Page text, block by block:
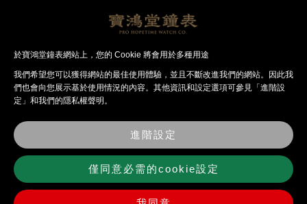
最
關
堂
品
牌
聲
明
於寶鴻堂鐘表網站上，您的 Cookie 將會用於多種用途
我們希望您可以獲得網站的最佳使⽤體驗，並且不斷改進我們的網站。因此我
們也會向您展⽰基於使⽤情況的內容。其他資訊和設定選項可參見「進階設
定」和我們的隱私權聲明。
進階設定
僅同意必需的cookie設定